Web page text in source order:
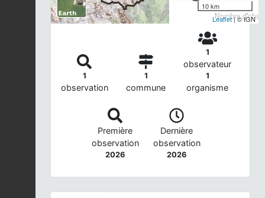
Nombre
10 km
Leaflet| © IGN
1
observation
1
commune
1
observateur
1
organisme
Première
observation
2026
Dernière
observation
2026